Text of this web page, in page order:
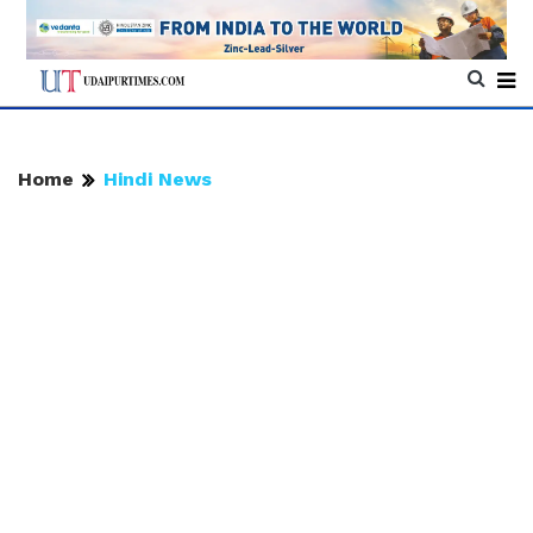
Home Hindi News